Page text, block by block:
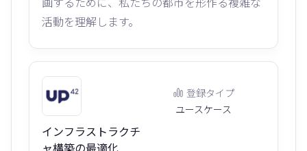
活動を理解します。
インフラストラクチ
ャ構築の最適化
登録タイプ
ユースケース